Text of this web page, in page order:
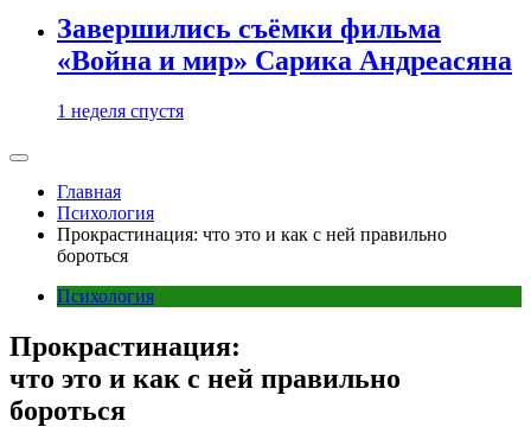
Завершились съёмки фильма
«Война и мир» Сарика Андреасяна
1 неделя спустя
Главная
Психология
Прокрастинация: что это и как с ней правильно
бороться
Психология
Прокрастинация:
что это и как с ней правильно
бороться